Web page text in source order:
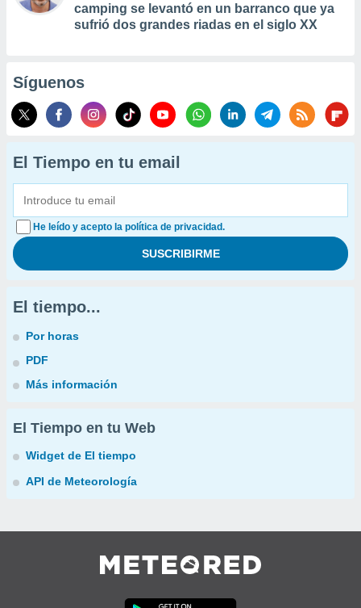
camping se levantó en un barranco que ya
sufrió dos grandes riadas en el siglo XX
Síguenos
El Tiempo en tu email
He leído y acepto la política de privacidad.
El tiempo...
Por horas
PDF
Más información
El Tiempo en tu Web
Widget de El tiempo
API de Meteorología